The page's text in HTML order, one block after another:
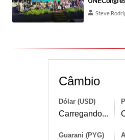
Steve
Câmbio
Dólar (USD)
Carregando...
Guarani (PYG)